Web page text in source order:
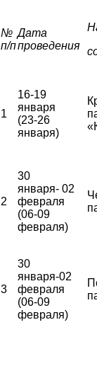
№
п/п
Дата
проведения
1
16-19
января
(23-26
января)
2
30
января- 02
февраля
(06-09
февраля)
3
30
января-02
февраля
(06-09
февраля)